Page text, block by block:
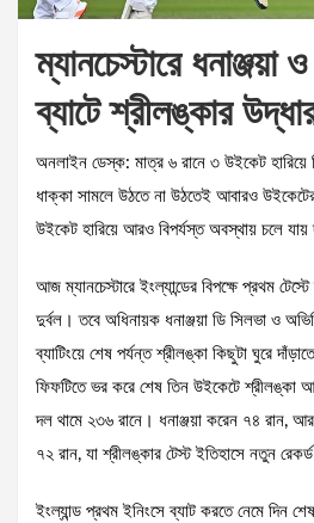
ম্যানচেস্টারে ধনাঞ্জয়া
ব্যাটে শ্রীলঙ্কার
অনলাইন ডেস্ক: মাত্র ৬ রানে ৩ উইকেট হারিয়ে
ধাক্কা সামলে উঠতে না উঠতেই আবারও
উইকেট হারিয়ে আরও বিপর্যস্ত অবস্থায় চলে যায়
আজ ম্যানচেস্টারে ইংল্যান্ডের বিপক্ষে প্রথম
দুর্বল। তবে অধিনায়ক ধনাঞ্জয়া ডি সিলভা ও
ব্যাটিংয়ে শেষ পর্যন্ত শ্রীলঙ্কা কিছুটা ঘুরে
ফিফটিতে ভর করে শেষ তিন উইকেটে শ্রীলঙ্কা
দল থামে ২৩৬ রানে। ধনাঞ্জয়া করেন ৭৪ রান,
৭২ রান, যা শ্রীলঙ্কার টেস্ট ইতিহাসে নতুন
ইংল্যান্ড প্রথম ইনিংসে ব্যাট করতে নেমে দিন